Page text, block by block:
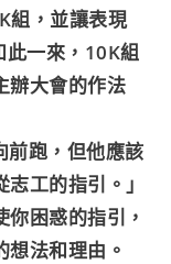
組，並讓表現
一來，10K組
辦大會的作法
前跑，但他應該
工的指引。」
困惑的指引，
法和理由。